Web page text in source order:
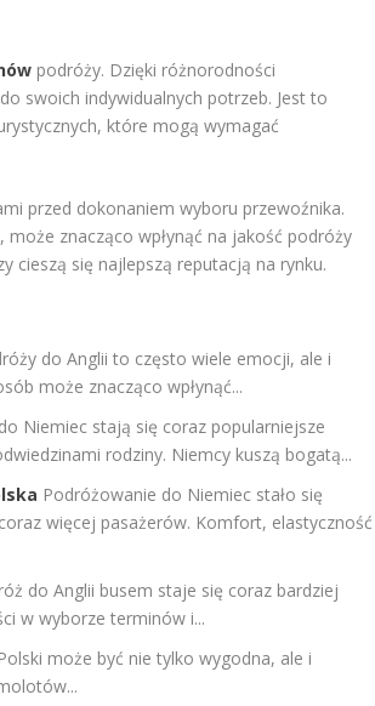
podróży. Dzięki różnorodności
swoich indywidualnych potrzeb. Jest to
które mogą wymagać
przed dokonaniem wyboru przewoźnika.
znacząco wpłynąć na jakość podróży
cieszą się najlepszą reputacją na rynku.
do Anglii to często wiele emocji, ale i
może znacząco wpłynąć...
Niemiec stają się coraz popularniejsze
rodziny. Niemcy kuszą bogatą...
Podróżowanie do Niemiec stało się
więcej pasażerów. Komfort, elastyczność
do Anglii busem staje się coraz bardziej
w wyborze terminów i...
może być nie tylko wygodna, ale i